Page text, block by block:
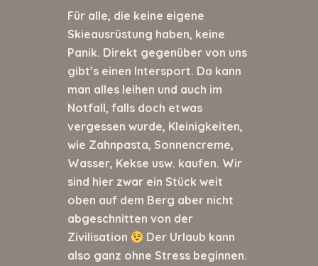
Für alle, die keine eigene
Skieausrüstung haben, keine
Panik. Direkt gegenüber von uns
gibt’s einen Intersport. Da kann
man alles leihen und auch im
Notfall, falls doch etwas
vergessen wurde, Kleinigkeiten,
wie Zahnpasta, Sonnencreme,
Wasser, Kekse usw. kaufen. Wir
sind hier zwar ein Stück weit
oben auf dem Berg aber nicht
abgeschnitten von der
Zivilisation
Der Urlaub kann
also ganz ohne Stress beginnen.